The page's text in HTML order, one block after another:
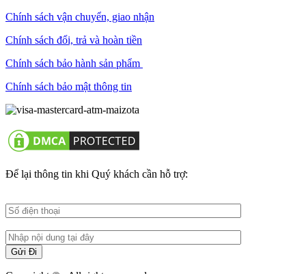
Chính sách vận chuyển, giao nhận
Chính sách đổi, trả và hoàn tiền
Chính sách bảo hành sản phẩm
Chính sách bảo mật thông tin
Để lại thông tin khi Quý khách cần hỗ trợ: